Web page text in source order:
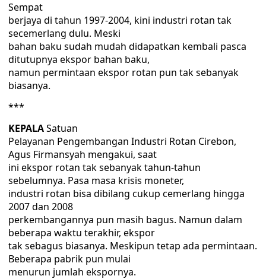
Sempat
berjaya di tahun 1997-2004, kini industri rotan tak
secemerlang dulu. Meski
bahan baku sudah mudah didapatkan kembali pasca
ditutupnya ekspor bahan baku,
namun permintaan ekspor rotan pun tak sebanyak
biasanya.
***
KEPALASatuan
Pelayanan Pengembangan Industri Rotan Cirebon,
Agus Firmansyah mengakui, saat
ini ekspor rotan tak sebanyak tahun-tahun
sebelumnya. Pasa masa krisis moneter,
industri rotan bisa dibilang cukup cemerlang hingga
2007 dan 2008
perkembangannya pun masih bagus. Namun dalam
beberapa waktu terakhir, ekspor
tak sebagus biasanya. Meskipun tetap ada permintaan.
Beberapa pabrik pun mulai
menurun jumlah ekspornya.